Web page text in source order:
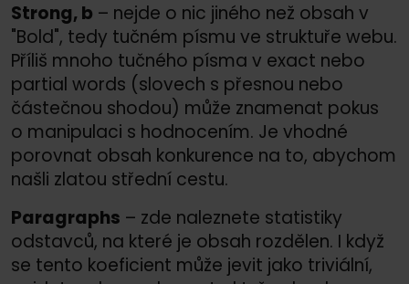
Strong, b – nejde o nic jiného než obsah v
"Bold", tedy tučném písmu ve struktuře webu.
Příliš mnoho tučného písma v exact nebo
partial words (slovech s přesnou nebo
částečnou shodou) může znamenat pokus
o manipulaci s hodnocením. Je vhodné
porovnat obsah konkurence na to, abychom
našli zlatou střední cestu.
Paragraphs – zde naleznete statistiky
odstavců, na které je obsah rozdělen. I když
se tento koeficient může jevit jako triviální,